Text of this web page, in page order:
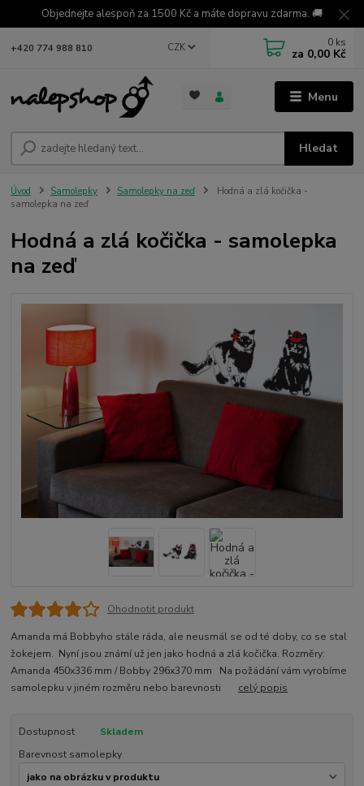
Objednejte alespoň za 1500 Kč a máte dopravu zdarma. 🚚
Menu
CZK
Hledat
+420 774 988 810 0 ks
za 0,00 Kč
Úvod Samolepky Samolepky na zeď
Hodná a zlá kočička -
samolepka na zeď
Hodná a zlá kočička - samolepka
na zeď
Ohodnotit produkt
Amanda má Bobbyho stále ráda, ale neusmál se od té doby, co se stal
žokejem. Nyní jsou známí už jen jako hodná a zlá kočička. Rozměry:
Amanda 450x336 mm / Bobby 296x370 mm Na požádání vám vyrobíme
samolepku v jiném rozměru nebo barevnosti celý popis
Dostupnost
Skladem
Barevnost samolepky